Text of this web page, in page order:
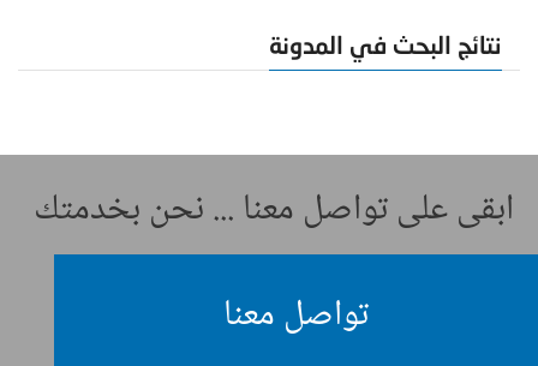
نتائج البحث في المدونة
ابقى على تواصل معنا ... نحن بخدمتك
تواصل معنا